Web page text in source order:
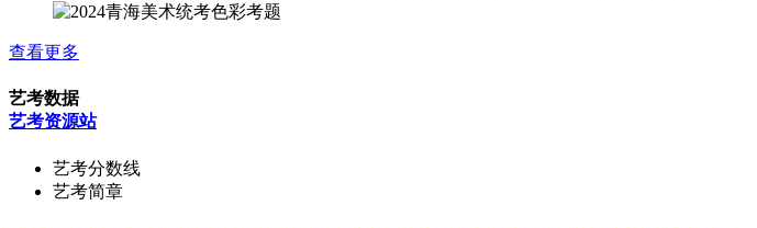
查看更多
艺考数据
艺考资源站
艺考分数线
艺考简章